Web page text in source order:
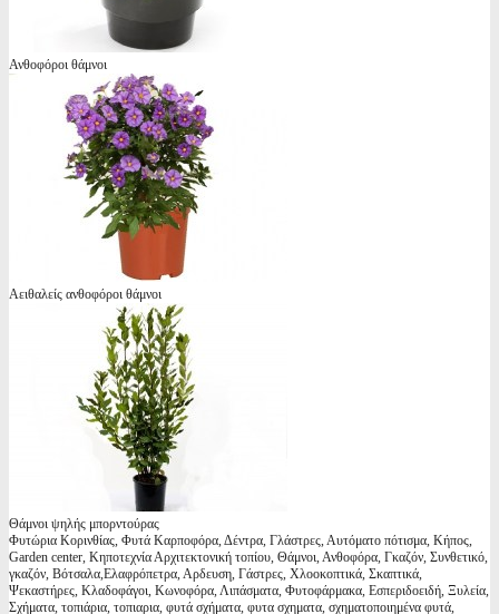
Ανθοφόροι θάμνοι
Αειθαλείς ανθοφόροι θάμνοι
Θάμνοι ψηλής μπορντούρας
Φυτώρια Κορινθίας, Φυτά Καρποφόρα, Δέντρα, Γλάστρες, Αυτόματο πότισμα, Κήπος,
Garden center, Κηποτεχνία Αρχιτεκτονική τοπίου, Θάμνοι, Ανθοφόρα, Γκαζόν, Συνθετικό,
γκαζόν, Βότσαλα,Ελαφρόπετρα, Αρδευση, Γάστρες, Χλοοκοπτικά, Σκαπτικά,
Ψεκαστήρες, Κλαδοφάγοι, Κωνοφόρα, Λιπάσματα, Φυτοφάρμακα, Εσπεριδοειδή, Ξυλεία,
Σχήματα, τοπιάρια, τοπιαρια, φυτά σχήματα, φυτα σχηματα, σχηματοποιημένα φυτά,